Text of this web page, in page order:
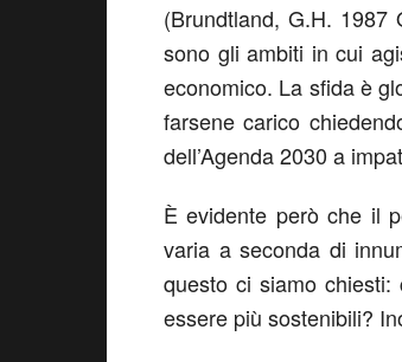
(Brundtland, G.H. 1987
sono gli ambiti in cui
economico. La sfida è
farsene carico
dell’Agenda 2030 a
È evidente però che il
varia a seconda di
questo ci siamo chiesti:
essere più sostenibili?